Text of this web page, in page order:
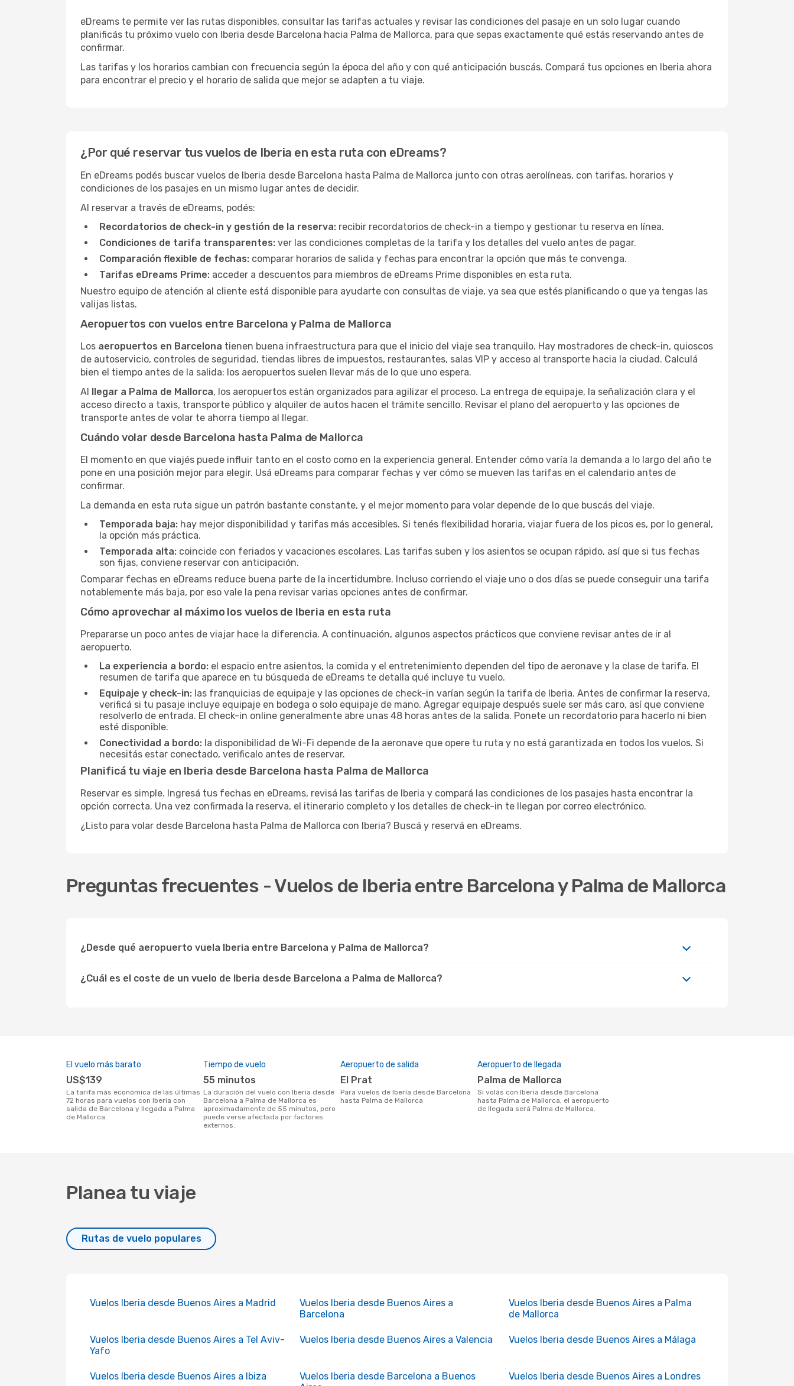
eDreams te permite ver las rutas disponibles, consultar las tarifas actuales y revisar las condiciones del pasaje en un solo lugar cuando
planificás tu próximo vuelo con Iberia desde Barcelona hacia Palma de Mallorca, para que sepas exactamente qué estás reservando antes de
confirmar.
Las tarifas y los horarios cambian con frecuencia según la época del año y con qué anticipación buscás. Compará tus opciones en Iberia ahora
para encontrar el precio y el horario de salida que mejor se adapten a tu viaje.
¿Por qué reservar tus vuelos de Iberia en esta ruta con eDreams?
En eDreams podés buscar vuelos de Iberia desde Barcelona hasta Palma de Mallorca junto con otras aerolíneas, con tarifas, horarios y
condiciones de los pasajes en un mismo lugar antes de decidir.
Al reservar a través de eDreams, podés:
Recordatorios de check-in y gestión de la reserva: recibir recordatorios de check-in a tiempo y gestionar tu reserva en línea.
Condiciones de tarifa transparentes: ver las condiciones completas de la tarifa y los detalles del vuelo antes de pagar.
Comparación flexible de fechas: comparar horarios de salida y fechas para encontrar la opción que más te convenga.
Tarifas eDreams Prime: acceder a descuentos para miembros de eDreams Prime disponibles en esta ruta.
Nuestro equipo de atención al cliente está disponible para ayudarte con consultas de viaje, ya sea que estés planificando o que ya tengas las
valijas listas.
Aeropuertos con vuelos entre Barcelona y Palma de Mallorca
Los aeropuertos en Barcelona tienen buena infraestructura para que el inicio del viaje sea tranquilo. Hay mostradores de check-in, quioscos
de autoservicio, controles de seguridad, tiendas libres de impuestos, restaurantes, salas VIP y acceso al transporte hacia la ciudad. Calculá
bien el tiempo antes de la salida: los aeropuertos suelen llevar más de lo que uno espera.
Al llegar a Palma de Mallorca, los aeropuertos están organizados para agilizar el proceso. La entrega de equipaje, la señalización clara y el
acceso directo a taxis, transporte público y alquiler de autos hacen el trámite sencillo. Revisar el plano del aeropuerto y las opciones de
transporte antes de volar te ahorra tiempo al llegar.
Cuándo volar desde Barcelona hasta Palma de Mallorca
El momento en que viajés puede influir tanto en el costo como en la experiencia general. Entender cómo varía la demanda a lo largo del año te
pone en una posición mejor para elegir. Usá eDreams para comparar fechas y ver cómo se mueven las tarifas en el calendario antes de
confirmar.
La demanda en esta ruta sigue un patrón bastante constante, y el mejor momento para volar depende de lo que buscás del viaje.
Temporada baja: hay mejor disponibilidad y tarifas más accesibles. Si tenés flexibilidad horaria, viajar fuera de los picos es, por lo general,
la opción más práctica.
Temporada alta: coincide con feriados y vacaciones escolares. Las tarifas suben y los asientos se ocupan rápido, así que si tus fechas
son fijas, conviene reservar con anticipación.
Comparar fechas en eDreams reduce buena parte de la incertidumbre. Incluso corriendo el viaje uno o dos días se puede conseguir una tarifa
notablemente más baja, por eso vale la pena revisar varias opciones antes de confirmar.
Cómo aprovechar al máximo los vuelos de Iberia en esta ruta
Prepararse un poco antes de viajar hace la diferencia. A continuación, algunos aspectos prácticos que conviene revisar antes de ir al
aeropuerto.
La experiencia a bordo: el espacio entre asientos, la comida y el entretenimiento dependen del tipo de aeronave y la clase de tarifa. El
resumen de tarifa que aparece en tu búsqueda de eDreams te detalla qué incluye tu vuelo.
Equipaje y check-in: las franquicias de equipaje y las opciones de check-in varían según la tarifa de Iberia. Antes de confirmar la reserva,
verificá si tu pasaje incluye equipaje en bodega o solo equipaje de mano. Agregar equipaje después suele ser más caro, así que conviene
resolverlo de entrada. El check-in online generalmente abre unas 48 horas antes de la salida. Ponete un recordatorio para hacerlo ni bien
esté disponible.
Conectividad a bordo: la disponibilidad de Wi-Fi depende de la aeronave que opere tu ruta y no está garantizada en todos los vuelos. Si
necesitás estar conectado, verificalo antes de reservar.
Planificá tu viaje en Iberia desde Barcelona hasta Palma de Mallorca
Reservar es simple. Ingresá tus fechas en eDreams, revisá las tarifas de Iberia y compará las condiciones de los pasajes hasta encontrar la
opción correcta. Una vez confirmada la reserva, el itinerario completo y los detalles de check-in te llegan por correo electrónico.
¿Listo para volar desde Barcelona hasta Palma de Mallorca con Iberia? Buscá y reservá en eDreams.
Preguntas frecuentes - Vuelos de Iberia entre Barcelona y Palma de Mallorca
¿Desde qué aeropuerto vuela Iberia entre Barcelona y Palma de Mallorca?
¿Cuál es el coste de un vuelo de Iberia desde Barcelona a Palma de Mallorca?
El vuelo más barato
US$139
La tarifa más económica de las últimas
72 horas para vuelos con Iberia con
salida de Barcelona y llegada a Palma
de Mallorca.
Tiempo de vuelo
55 minutos
La duración del vuelo con Iberia desde
Barcelona a Palma de Mallorca es
aproximadamente de 55 minutos, pero
puede verse afectada por factores
externos.
Aeropuerto de salida
El Prat
Para vuelos de Iberia desde Barcelona
hasta Palma de Mallorca
Aeropuerto de llegada
Palma de Mallorca
Si volás con Iberia desde Barcelona
hasta Palma de Mallorca, el aeropuerto
de llegada será Palma de Mallorca.
Planea tu viaje
Rutas de vuelo populares
Vuelos Iberia desde Buenos Aires a Madrid
Vuelos Iberia desde Buenos Aires a
Barcelona
Vuelos Iberia desde Buenos Aires a Palma
de Mallorca
Vuelos Iberia desde Buenos Aires a Tel Aviv-
Yafo
Vuelos Iberia desde Buenos Aires a Valencia Vuelos Iberia desde Buenos Aires a Málaga
Vuelos Iberia desde Buenos Aires a Ibiza
Vuelos Iberia desde Barcelona a Buenos
Vuelos Iberia desde Buenos Aires a Londres